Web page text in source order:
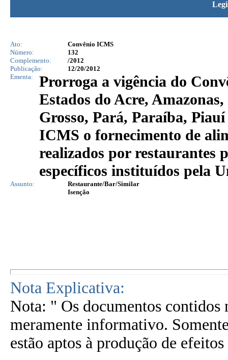
Ato:
Convênio ICMS
Número:
132
Complemento:
/2012
Publicação:
12/20/2012
Ementa:
Prorroga a vigência do
Estados do Acre,
Grosso, Pará, Paraíba,
ICMS o fornecimento de
realizados por restaurantes
específicos instituídos pela
Assunto:
Restaurante/Bar/Similar
Isenção
Nota Explicativa:
Nota: " Os documentos contidos
meramente informativo.
estão aptos à produção de